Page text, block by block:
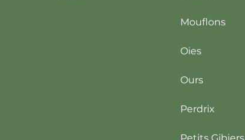
Mouflons
Oies
Ours
Perdrix